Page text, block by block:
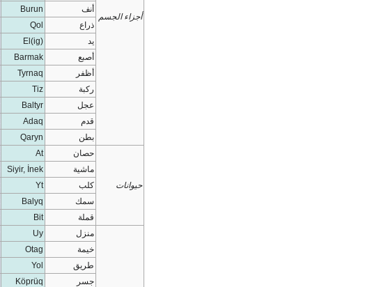
أجزاء الجسم
أنف
Burun
ذراع
Qol
يد
El(ig)
أصبع
Barmak
أظفر
Tyrnaq
ركبة
Tiz
عجل
Baltyr
قدم
Adaq
بطن
Qaryn
حيوانات
حصان At
ماشية
Siyir, İnek
كلب
Yt
سمك
Balyq
قملة
Bit
منزل Uy
خيمة
Otag
طريق
Yol
جسر
Köprüq